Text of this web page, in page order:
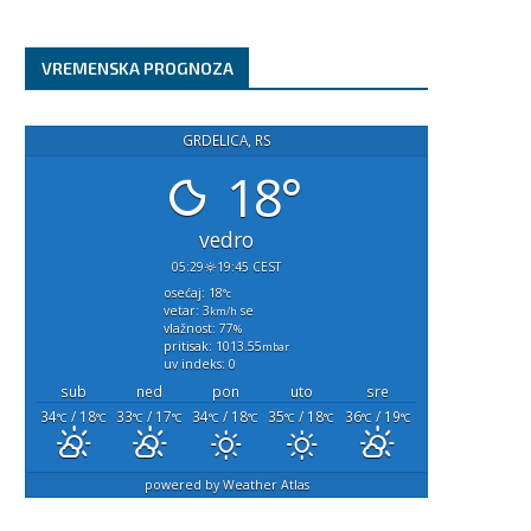
VREMENSKA PROGNOZA
GRDELICA, RS
18°
vedro
05:29
19:45 CEST
osećaj: 18°c
vetar: 3km/h se
vlažnost: 77%
pritisak: 1013.55mbar
uv indeks: 0
sub ned pon uto
sre
34°C / 18°C 33°C / 17°C 34°C / 18°C 35°C / 18°C 36°C/ 19°C
powered byWeather Atlas